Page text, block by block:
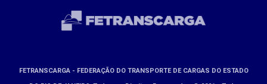
FETRANSCARGA - FEDERAÇÃO DO TRANSPORTE DE CARGAS DO ESTADO